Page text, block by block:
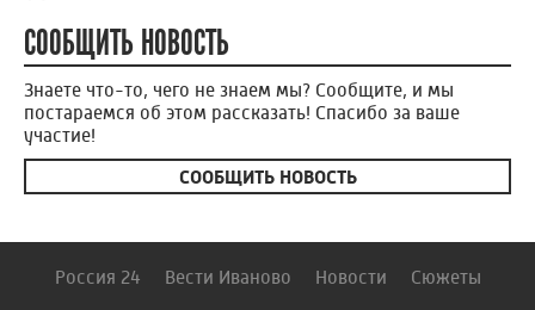
СООБЩИТЬ НОВОСТЬ
Знаете что-то, чего не знаем мы? Сообщите, и мы
постараемся об этом рассказать! Спасибо за ваше
участие!
СООБЩИТЬ НОВОСТЬ
Россия 24 Вести Иваново Новости Сюжеты